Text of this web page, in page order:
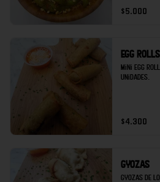
$5.000
Egg rolls
Mini egg
unidades.
$4.300
Gyozas
Gyozas de